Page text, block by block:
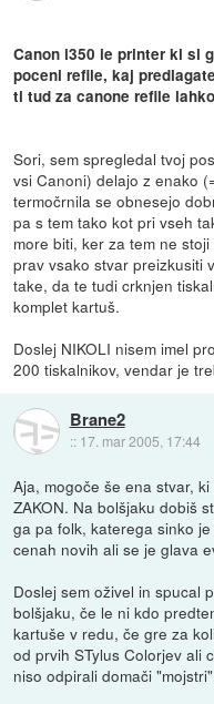
Canon i350 ie printer ki si
poceni refile, kaj
ti tud za canone refile
Sori, sem spregledal tvoj
vsi Canoni) delajo z enako
termočrnila se obnesejo
pa s tem tako kot pri vseh
more biti, ker za tem ne
prav vsako stvar preizkusiti
take, da te tudi crknjen
komplet kartuš.
Doslej NIKOLI nisem imel
200 tiskalnikov, vendar je
Brane2
:: 17. mar 2005, 17:44
Aja, mogoče še ena stvar,
ZAKON. Na bolšjaku dobiš
ga pa folk, katerega sinko
cenah novih ali se je glava
Doslej sem oživel in spucal
bolšjaku, če le ni kdo
kartuše v redu, če gre za
od prvih STylus Colorjev ali
niso odpirali domači